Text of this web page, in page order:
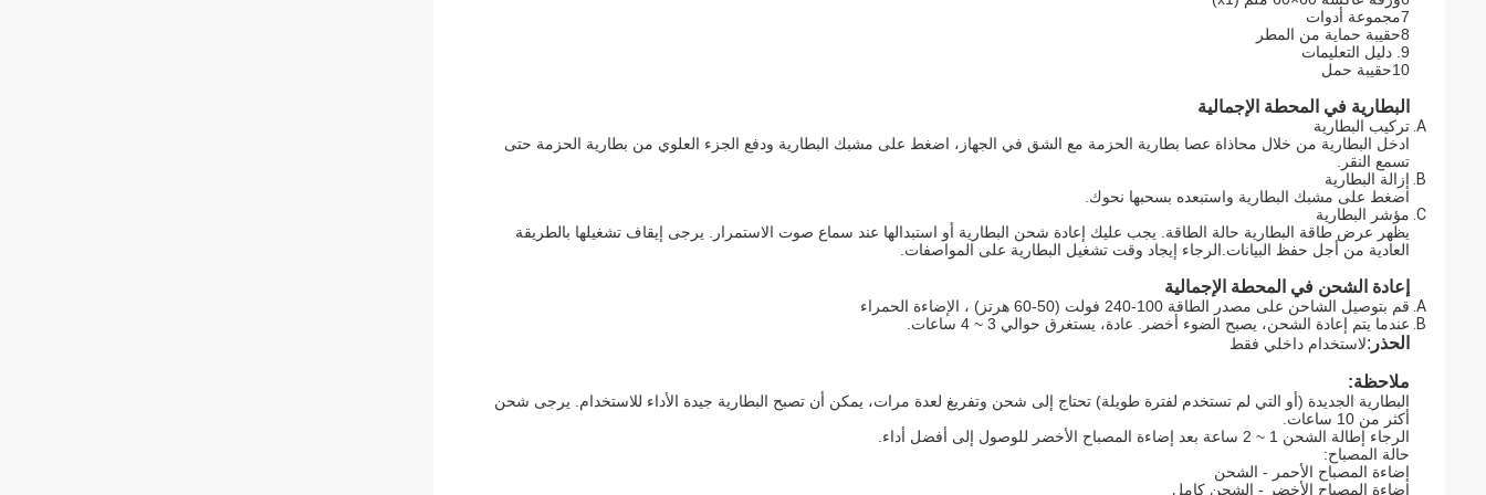
7مجموعة أدوات
8حقيبة حماية من المطر
9. دليل التعليمات
10حقيبة حمل
البطارية في المحطة الإجمالية
تركيب البطارية
ادخل البطارية من خلال محاذاة عصا بطارية الحزمة مع الشق في الجهاز، اضغط على مشبك البطارية ودفع الجزء العلوي من بطارية الحزمة حتى
تسمع النقر.
إزالة البطارية
اضغط على مشبك البطارية واستبعده بسحبها نحوك.
مؤشر البطارية
يظهر عرض طاقة البطارية حالة الطاقة. يجب عليك إعادة شحن البطارية أو استبدالها عند سماع صوت الاستمرار. يرجى إيقاف تشغيلها بالطريقة
العادية من أجل حفظ البيانات.الرجاء إيجاد وقت تشغيل البطارية على المواصفات.
إعادة الشحن في المحطة الإجمالية
قم بتوصيل الشاحن على مصدر الطاقة 100-240 فولت (50-60 هرتز) ، الإضاءة الحمراء
عندما يتم إعادة الشحن، يصبح الضوء أخضر. عادة، يستغرق حوالي 3 ~ 4 ساعات.
الحذر :لاستخدام داخلي فقط
ملاحظة:
البطارية الجديدة (أو التي لم تستخدم لفترة طويلة) تحتاج إلى شحن وتفريغ لعدة مرات، يمكن أن تصبح البطارية جيدة الأداء للاستخدام. يرجى شحن
أكثر من 10 ساعات.
الرجاء إطالة الشحن 1 ~ 2 ساعة بعد إضاءة المصباح الأخضر للوصول إلى أفضل أداء.
حالة المصباح:
إضاءة المصباح الأحمر - الشحن
إضاءة المصباح الأخضر - الشحن كامل